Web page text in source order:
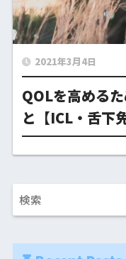
2021年3月4日
QOLを高める
と【ICL・舌下